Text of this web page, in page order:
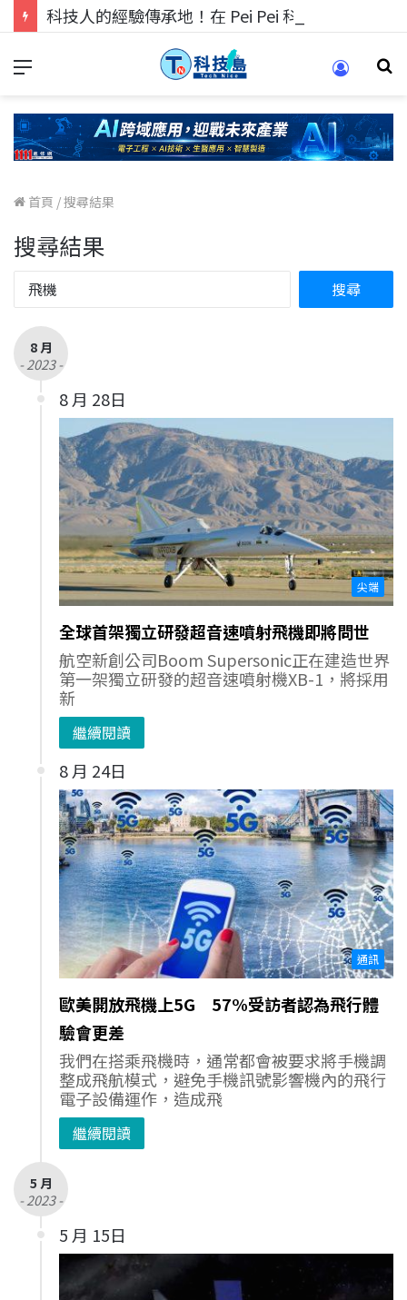
首頁 /搜尋結果
搜尋結果
8 月
- 2023 -
8 月 28日
尖端
全球首架獨立研發超音速噴射飛機即將問世
航空新創公司Boom Supersonic正在建造世界
第一架獨立研發的超音速噴射機XB-1，將採用
新
繼續閱讀
8 月 24日
通訊
歐美開放飛機上5G 57%受訪者認為飛行體
驗會更差
我們在搭乘飛機時，通常都會被要求將手機調
整成飛航模式，避免手機訊號影響機內的飛行
電子設備運作，造成飛
繼續閱讀
5 月
- 2023 -
5 月 15日